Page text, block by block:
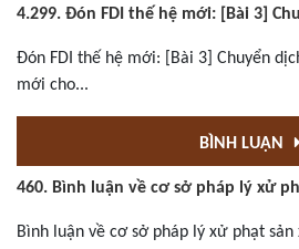
4.299. Đón FDI thế hệ mới: [Bài 3]
Đón FDI thế hệ mới: [Bài 3] Chuyển
mới cho...
BÌNH LUẬN
460. Bình luận về cơ sở pháp lý xử
Bình luận về cơ sở pháp lý xử phạt